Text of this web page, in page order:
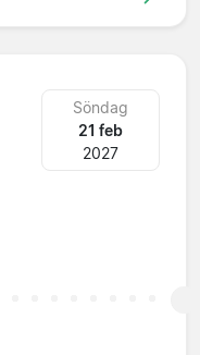
Söndag
21 feb
2027